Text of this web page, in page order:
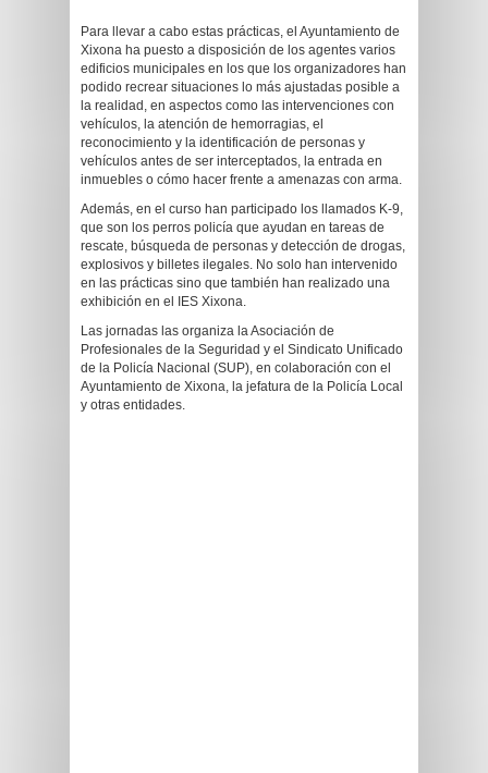
Para llevar a cabo estas prácticas, el Ayuntamiento de
Xixona ha puesto a disposición de los agentes varios
edificios municipales en los que los organizadores han
podido recrear situaciones lo más ajustadas posible a
la realidad, en aspectos como las intervenciones con
vehículos, la atención de hemorragias, el
reconocimiento y la identificación de personas y
vehículos antes de ser interceptados, la entrada en
inmuebles o cómo hacer frente a amenazas con arma.
Además, en el curso han participado los llamados K-9,
que son los perros policía que ayudan en tareas de
rescate, búsqueda de personas y detección de drogas,
explosivos y billetes ilegales. No solo han intervenido
en las prácticas sino que también han realizado una
exhibición en el IES Xixona.
Las jornadas las organiza la Asociación de
Profesionales de la Seguridad y el Sindicato Unificado
de la Policía Nacional (SUP), en colaboración con el
Ayuntamiento de Xixona, la jefatura de la Policía Local
y otras entidades.